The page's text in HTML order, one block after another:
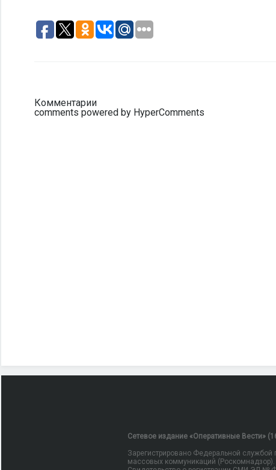
Комментарии
comments powered by HyperComments
Сетевое издание «Оперативные Вести»
Зарегистрировано Федеральной
массовых коммуникаций (Роскомнадзор).